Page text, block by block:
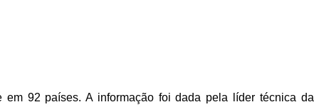
em 92 países. A informação foi dada pela líder técnica da